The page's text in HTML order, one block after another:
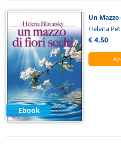
Ebook
Un
Helena
€ 4,50